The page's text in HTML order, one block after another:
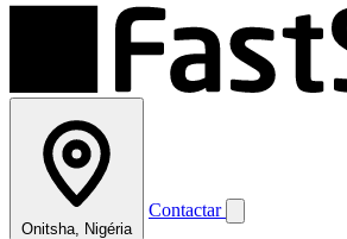
Onitsha, Nigéria
Contactar